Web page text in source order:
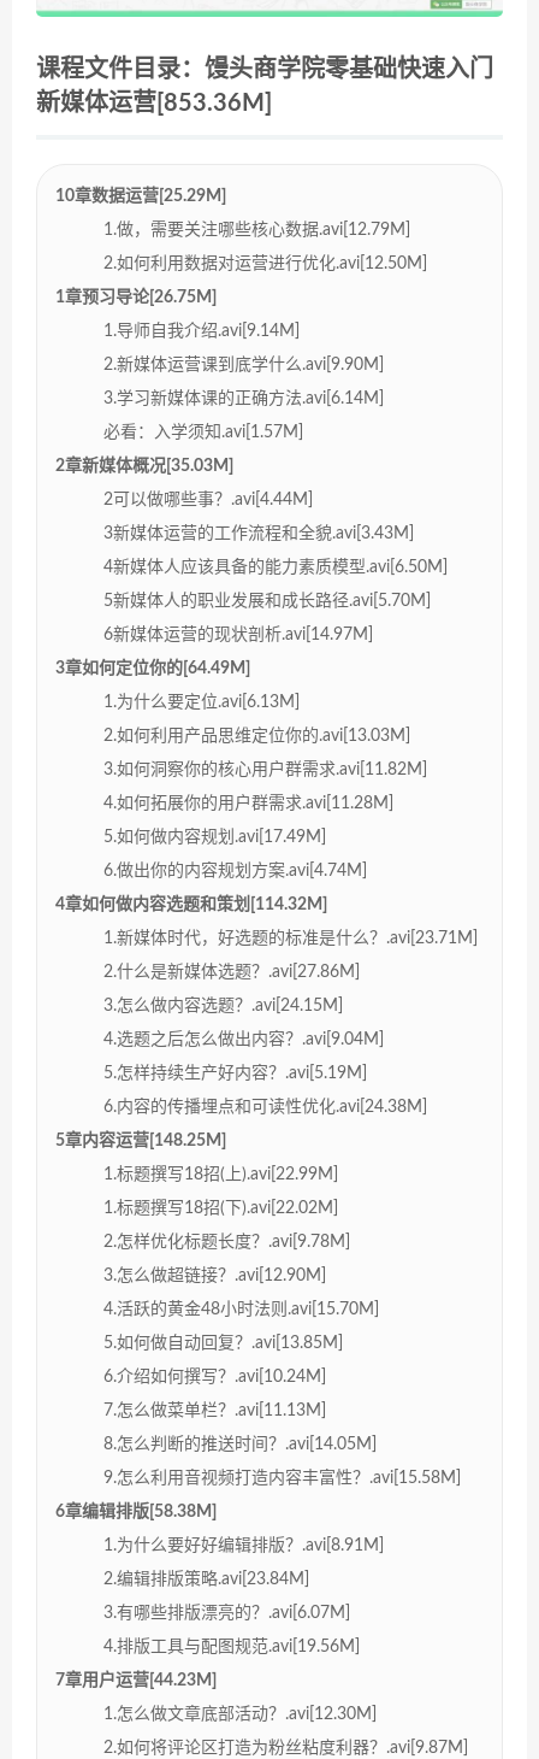
课程文件目录：馒头商学院零基础快速入门
新媒体运营[853.36M]
10章数据运营[25.29M]
1.做，需要关注哪些核心数据.avi[12.79M]
2.如何利用数据对运营进行优化.avi[12.50M]
1章预习导论[26.75M]
1.导师自我介绍.avi[9.14M]
2.新媒体运营课到底学什么.avi[9.90M]
3.学习新媒体课的正确方法.avi[6.14M]
必看：入学须知.avi[1.57M]
2章新媒体概况[35.03M]
2可以做哪些事？.avi[4.44M]
3新媒体运营的工作流程和全貌.avi[3.43M]
4新媒体人应该具备的能力素质模型.avi[6.50M]
5新媒体人的职业发展和成长路径.avi[5.70M]
6新媒体运营的现状剖析.avi[14.97M]
3章如何定位你的[64.49M]
1.为什么要定位.avi[6.13M]
2.如何利用产品思维定位你的.avi[13.03M]
3.如何洞察你的核心用户群需求.avi[11.82M]
4.如何拓展你的用户群需求.avi[11.28M]
5.如何做内容规划.avi[17.49M]
6.做出你的内容规划方案.avi[4.74M]
4章如何做内容选题和策划[114.32M]
1.新媒体时代，好选题的标准是什么？.avi[23.71M]
2.什么是新媒体选题？.avi[27.86M]
3.怎么做内容选题？.avi[24.15M]
4.选题之后怎么做出内容？.avi[9.04M]
5.怎样持续生产好内容？.avi[5.19M]
6.内容的传播埋点和可读性优化.avi[24.38M]
5章内容运营[148.25M]
1.标题撰写18招(上).avi[22.99M]
1.标题撰写18招(下).avi[22.02M]
2.怎样优化标题长度？.avi[9.78M]
3.怎么做超链接？.avi[12.90M]
4.活跃的黄金48小时法则.avi[15.70M]
5.如何做自动回复？.avi[13.85M]
6.介绍如何撰写？.avi[10.24M]
7.怎么做菜单栏？.avi[11.13M]
8.怎么判断的推送时间？.avi[14.05M]
9.怎么利用音视频打造内容丰富性？.avi[15.58M]
6章编辑排版[58.38M]
1.为什么要好好编辑排版？.avi[8.91M]
2.编辑排版策略.avi[23.84M]
3.有哪些排版漂亮的？.avi[6.07M]
4.排版工具与配图规范.avi[19.56M]
7章用户运营[44.23M]
1.怎么做文章底部活动？.avi[12.30M]
2.如何将评论区打造为粉丝粘度利器？.avi[9.87M]